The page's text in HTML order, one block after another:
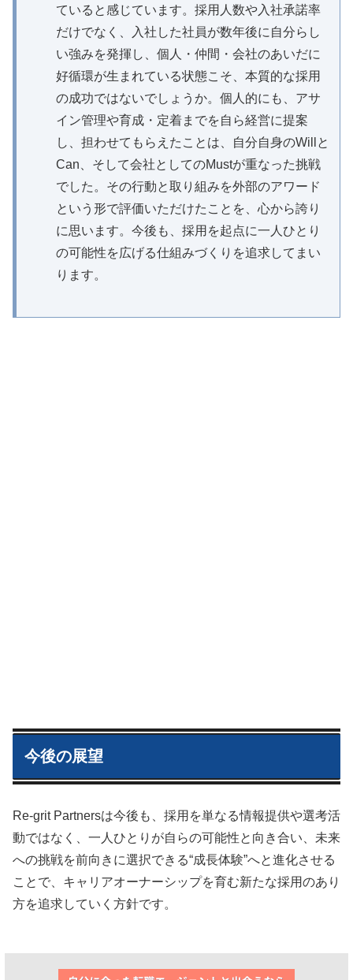
ていると感じています。採用人数や入社承諾率
だけでなく、入社した社員が数年後に自分らし
い強みを発揮し、個人・仲間・会社のあいだに
好循環が生まれている状態こそ、本質的な採用
の成功ではないでしょうか。個人的にも、アサ
イン管理や育成・定着までを自ら経営に提案
し、担わせてもらえたことは、自分自身のWillと
Can、そして会社としてのMustが重なった挑戦
でした。その行動と取り組みを外部のアワード
という形で評価いただけたことを、心から誇り
に思います。今後も、採用を起点に一人ひとり
の可能性を広げる仕組みづくりを追求してまい
ります。
今後の展望
Re-grit Partnersは今後も、採用を単なる情報提供や選考活
動ではなく、一人ひとりが自らの可能性と向き合い、未来
への挑戦を前向きに選択できる“成長体験”へと進化させる
ことで、キャリアオーナーシップを育む新たな採用のあり
方を追求していく方針です。